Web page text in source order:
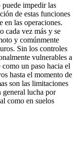
impedir las
de estas funciones
en las operaciones.
cada vez más y se
y comúnmente
Sin los controles
vulnerables a
un paso hacia el
hasta el momento de
son las limitaciones
lucha por
como en suelos